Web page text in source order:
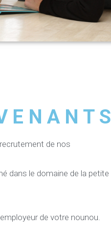
de nos
dans le domaine de la petite
de votre nounou.